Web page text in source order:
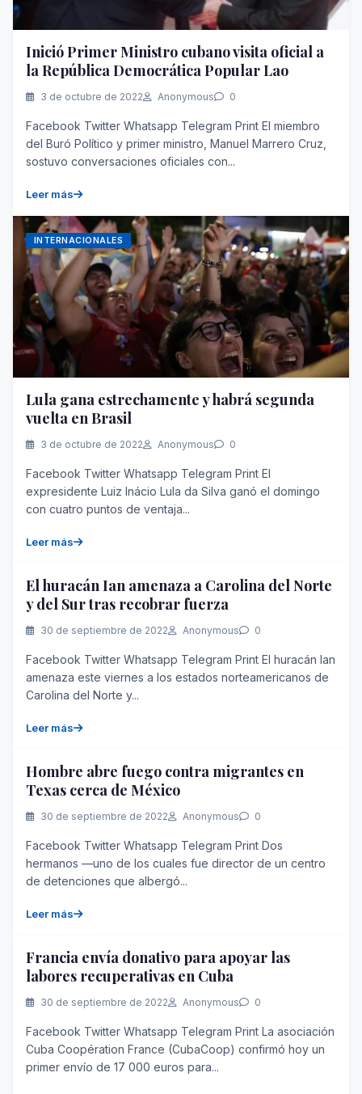
Inició Primer Ministro cubano visita oficial a
la República Democrática Popular Lao
3 de octubre de 2022 Anonymous 0
Facebook Twitter Whatsapp Telegram Print El miembro
del Buró Político y primer ministro, Manuel Marrero Cruz,
sostuvo conversaciones oficiales con...
Leer más
INTERNACIONALES
Lula gana estrechamente y habrá segunda
vuelta en Brasil
3 de octubre de 2022 Anonymous 0
Facebook Twitter Whatsapp Telegram Print El
expresidente Luiz Inácio Lula da Silva ganó el domingo
con cuatro puntos de ventaja...
Leer más
El huracán Ian amenaza a Carolina del Norte
y del Sur tras recobrar fuerza
30 de septiembre de 2022 Anonymous 0
Facebook Twitter Whatsapp Telegram Print El huracán Ian
amenaza este viernes a los estados norteamericanos de
Carolina del Norte y...
Leer más
Hombre abre fuego contra migrantes en
Texas cerca de México
30 de septiembre de 2022 Anonymous 0
Facebook Twitter Whatsapp Telegram Print Dos
hermanos —uno de los cuales fue director de un centro
de detenciones que albergó...
Leer más
Francia envía donativo para apoyar las
labores recuperativas en Cuba
30 de septiembre de 2022 Anonymous 0
Facebook Twitter Whatsapp Telegram Print La asociación
Cuba Coopération France (CubaCoop) confirmó hoy un
primer envío de 17 000 euros para...